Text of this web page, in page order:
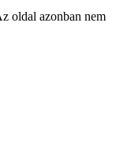
oldal azonban nem